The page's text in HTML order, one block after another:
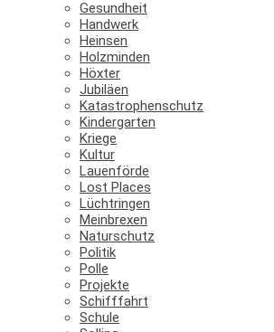
Gesundheit
Handwerk
Heinsen
Holzminden
Höxter
Jubiläen
Katastrophenschutz
Kindergarten
Kriege
Kultur
Lauenförde
Lost Places
Lüchtringen
Meinbrexen
Naturschutz
Politik
Polle
Projekte
Schifffahrt
Schule